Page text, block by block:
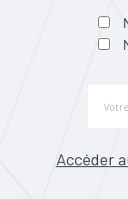
Accéder